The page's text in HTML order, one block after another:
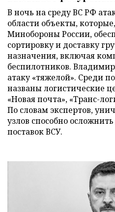
В ночь на среду ВС РФ
области объекты,
Минобороны России,
сортировку и доставку
назначения, включая
беспилотников.
атаку «тяжелой». Среди
названы логистические
«Новая почта», «Транс-
По словам экспертов,
узлов способно
поставок ВСУ.